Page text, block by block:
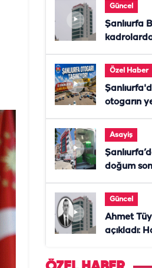
Güncel
Şanlıurfa
Özel Haber
otogarın
Asayiş
doğum
Güncel
Ahmet
açıkladı: